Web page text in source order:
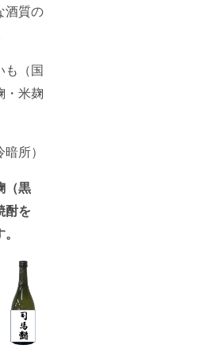
酒質の
も（国
・米麹
所）
（黒
酎を